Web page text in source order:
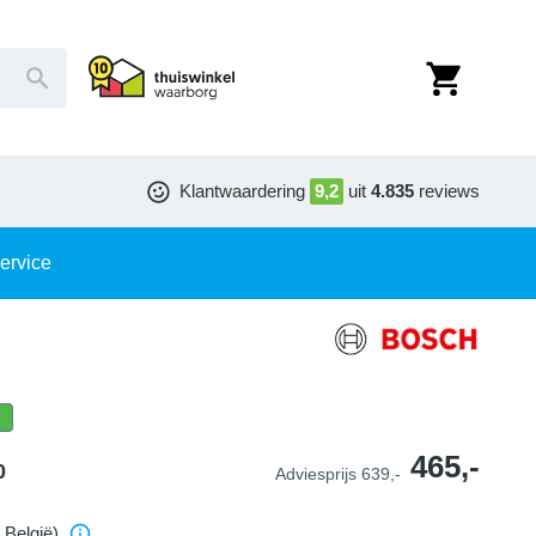
Klantwaardering 9,2 uit 4.835 reviews
Adviesprijs 639,- 465,-